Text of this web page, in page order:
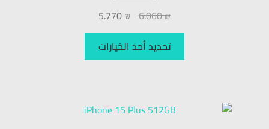
6.060₪
5.770₪
تحديد أحد الخيارات